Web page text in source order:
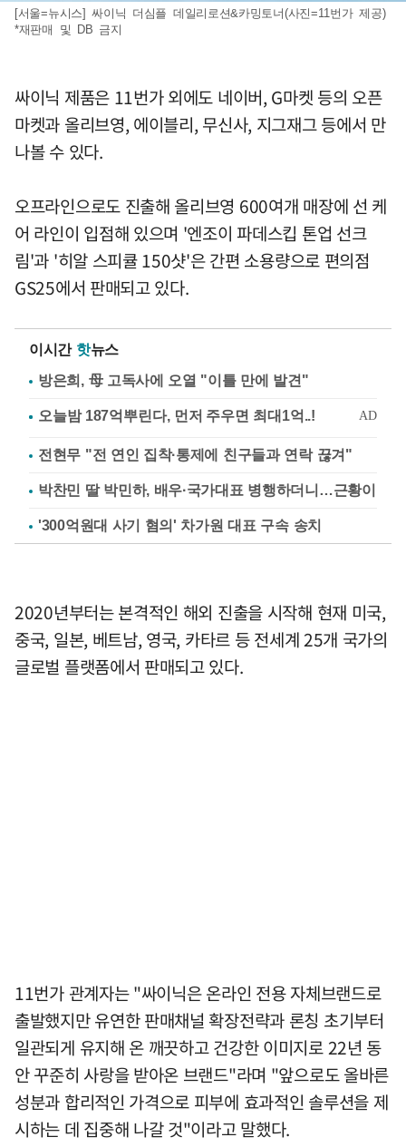
[서울=뉴시스] 싸이닉 더심플 데일리로션&카밍토너(사진=11번가 제공)
*재판매 및 DB 금지
싸이닉 제품은 11번가 외에도 네이버, G마켓 등의 오픈
마켓과 올리브영, 에이블리, 무신사, 지그재그 등에서 만
나볼 수 있다.
오프라인으로도 진출해 올리브영 600여개 매장에 선 케
어 라인이 입점해 있으며 '엔조이 파데스킵 톤업 선크
림'과 '히알 스피큘 150샷'은 간편 소용량으로 편의점
GS25에서 판매되고 있다.
이시간 핫뉴스
방은희, 母 고독사에 오열 "이틀 만에 발견"
전현무 "전 연인 집착·통제에 친구들과 연락 끊겨"
박찬민 딸 박민하, 배우·국가대표 병행하더니…근황이
'300억원대 사기 혐의' 차가원 대표 구속 송치
2020년부터는 본격적인 해외 진출을 시작해 현재 미국,
중국, 일본, 베트남, 영국, 카타르 등 전세계 25개 국가의
글로벌 플랫폼에서 판매되고 있다.
11번가 관계자는 "싸이닉은 온라인 전용 자체브랜드로
출발했지만 유연한 판매채널 확장전략과 론칭 초기부터
일관되게 유지해 온 깨끗하고 건강한 이미지로 22년 동
안 꾸준히 사랑을 받아온 브랜드"라며 "앞으로도 올바른
성분과 합리적인 가격으로 피부에 효과적인 솔루션을 제
시하는 데 집중해 나갈 것"이라고 말했다.